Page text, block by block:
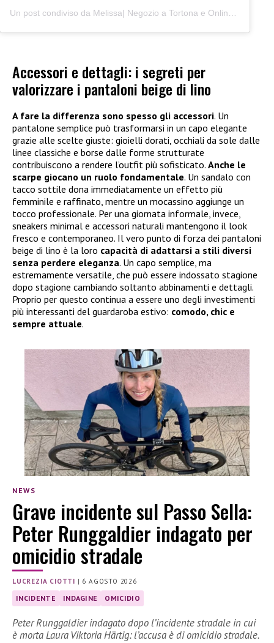
Accessori e dettagli: i segreti per
valorizzare i pantaloni beige di lino
A fare la differenza sono spesso gli accessori. Un
pantalone semplice può trasformarsi in un capo elegante
grazie alle scelte giuste: gioielli dorati, occhiali da sole dalle
linee classiche e borse dalle forme strutturate
contribuiscono a rendere l’outfit più sofisticato. Anche le
scarpe giocano un ruolo fondamentale. Un sandalo con
tacco sottile dona immediatamente un effetto più
femminile e raffinato, mentre un mocassino aggiunge un
tocco professionale. Per una giornata informale, invece,
sneakers minimal e accessori naturali mantengono il look
fresco e contemporaneo. Il vero punto di forza dei pantaloni
beige di lino è la loro capacità di adattarsi a stili diversi
senza perdere eleganza. Un capo semplice, ma
estremamente versatile, che può essere indossato stagione
dopo stagione cambiando soltanto abbinamenti e dettagli.
Proprio per questo continua a essere uno degli investimenti
più interessanti del guardaroba estivo: comodo, chic e
sempre attuale.
NEWS
Grave incidente sul Passo Sella:
Peter Runggaldier indagato per
omicidio stradale
LUCREZIA CIOTTI | 6 AGOSTO 2026
INCIDENTE INDAGINE OMICIDIO
Peter Runggaldier indagato dopo l’incidente stradale in cui
è morta Laura Viktoria Härtig: l’accusa è di omicidio stradale.